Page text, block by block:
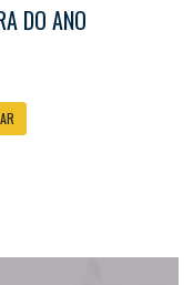
DO ANO